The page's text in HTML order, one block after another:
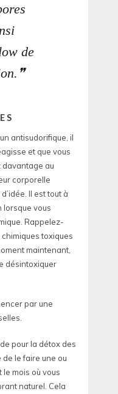
de
antisudorifique, il
et que vous
davantage au
corporelle
Il est tout à
lorsque vous
Rappelez-
toxiques
maintenant,
désintoxiquer
par une
pour la détox des
de le faire une ou
mois où vous
naturel. Cela